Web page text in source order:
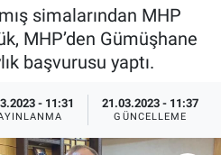
simalarından MHP
MHP’den Gümüşhane
başvurusu yaptı.
- 11:31 21.03.2023 - 11:37
GÜNCELLEME